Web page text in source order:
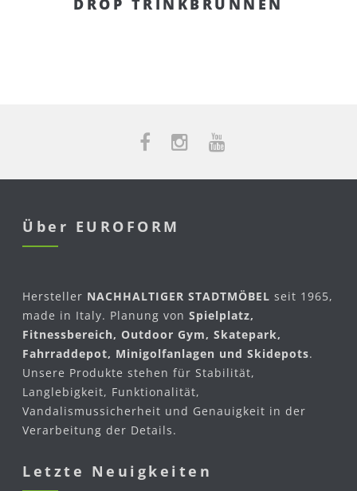
DROP TRINKBRUNNEN
Über EUROFORM
Hersteller NACHHALTIGER STADTMÖBEL seit 1965,
made in Italy. Planung von Spielplatz,
Fitnessbereich, Outdoor Gym, Skatepark,
Fahrraddepot, Minigolfanlagen und Skidepots.
Unsere Produkte stehen für Stabilität,
Langlebigkeit, Funktionalität,
Vandalismussicherheit und Genauigkeit in der
Verarbeitung der Details.
Letzte Neuigkeiten